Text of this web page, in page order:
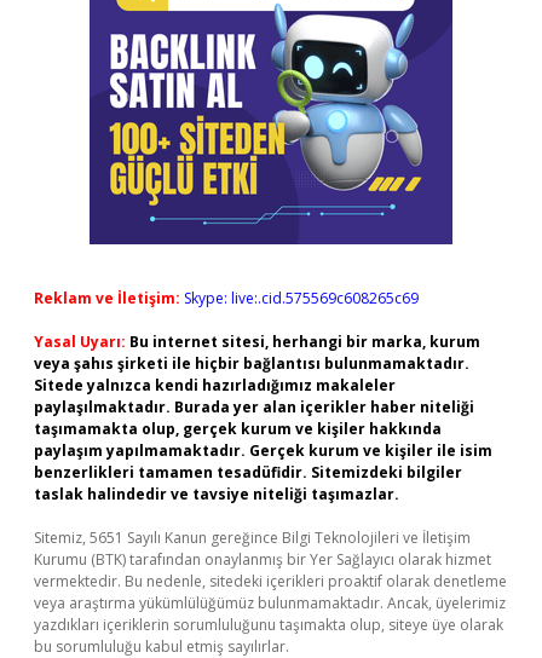
Reklam ve İletişim: Skype: live:.cid.575569c608265c69
Yasal Uyarı: Bu internet sitesi, herhangi bir marka, kurum
veya şahıs şirketi ile hiçbir bağlantısı bulunmamaktadır.
Sitede yalnızca kendi hazırladığımız makaleler
paylaşılmaktadır. Burada yer alan içerikler haber niteliği
taşımamakta olup, gerçek kurum ve kişiler hakkında
paylaşım yapılmamaktadır. Gerçek kurum ve kişiler ile isim
benzerlikleri tamamen tesadüfidir. Sitemizdeki bilgiler
taslak halindedir ve tavsiye niteliği taşımazlar.
Sitemiz, 5651 Sayılı Kanun gereğince Bilgi Teknolojileri ve İletişim
Kurumu (BTK) tarafından onaylanmış bir Yer Sağlayıcı olarak hizmet
vermektedir. Bu nedenle, sitedeki içerikleri proaktif olarak denetleme
veya araştırma yükümlülüğümüz bulunmamaktadır. Ancak, üyelerimiz
yazdıkları içeriklerin sorumluluğunu taşımakta olup, siteye üye olarak
bu sorumluluğu kabul etmiş sayılırlar.